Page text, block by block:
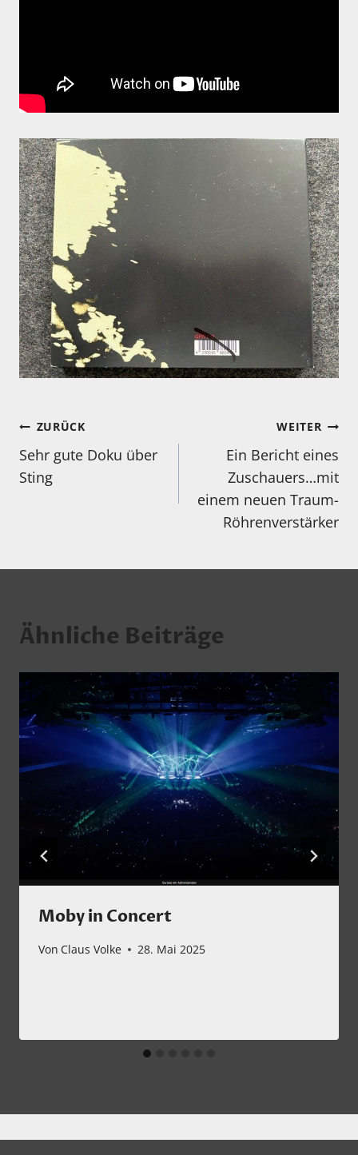
Beitragsnavigation
ZURÜCK
Sehr gute Doku über
Sting
WEITER
Ein Bericht eines
Zuschauers…mit
einem neuen Traum-
Röhrenverstärker
Ähnliche Beiträge
Moby in Concert
Von Claus Volke 28. Mai 2025